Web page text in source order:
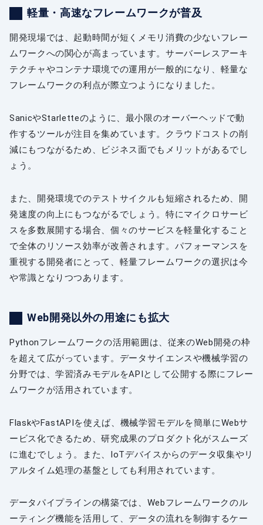
軽量・高速なフレームワークが普及
開発現場では、起動時間が短くメモリ消費の少ないフレー
ムワークへの関心が高まっています。サーバーレスアーキ
テクチャやコンテナ環境での運用が一般的になり、軽量な
フレームワークの利点が際立つようになりました。
SanicやStarletteのように、最小限のオーバーヘッドで動
作するツールが注目を集めています。クラウドコストの削
減にもつながるため、ビジネス面でもメリットがあるでし
ょう。
また、開発環境でのテストサイクルも短縮されるため、開
発速度の向上にもつながるでしょう。特にマイクロサービ
スを多数展開する場合、個々のサービスを軽量化すること
で全体のリソース効率が改善されます。パフォーマンスを
重視する開発者にとって、軽量フレームワークの選択は今
や常識となりつつあります。
Web開発以外の用途にも拡大
Pythonフレームワークの活用範囲は、従来のWeb開発の枠
を超えて広がっています。データサイエンスや機械学習の
分野では、学習済みモデルをAPIとして公開する際にフレー
ムワークが活用されています。
FlaskやFastAPIを使えば、機械学習モデルを簡単にWebサ
ービス化できるため、研究成果のプロダクト化がスムーズ
に進むでしょう。また、IoTデバイスからのデータ収集やリ
アルタイム処理の基盤としても利用されています。
データパイプラインの構築では、Webフレームワークのル
ーティング機能を活用して、データの流れを制御するケー